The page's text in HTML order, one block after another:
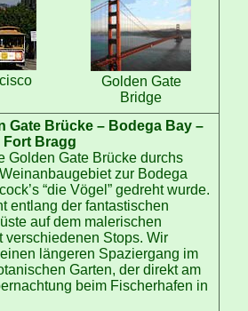
Golden Gate
Bridge
Gate Brücke – Bodega Bay –
Fort Bragg
Golden Gate Brücke durchs
zur Bodega
“die Vögel” gedreht wurde.
entlang der fantastischen
auf dem malerischen
verschiedenen Stops. Wir
längeren Spaziergang im
Garten, der direkt am
beim Fischerhafen in